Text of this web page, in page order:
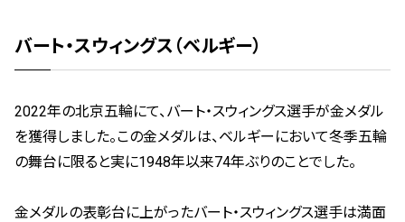
バート・スウィングス（ベルギー）
2022年の北京五輪にて、バート・スウィングス選手が金メダル
を獲得しました。この金メダルは、ベルギーにおいて冬季五輪
の舞台に限ると実に1948年以来74年ぶりのことでした。
金メダルの表彰台に上がったバート・スウィングス選手は満面